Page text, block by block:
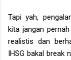
Tapi yah,
kita jangan
realistis dan
IHSG bakal break